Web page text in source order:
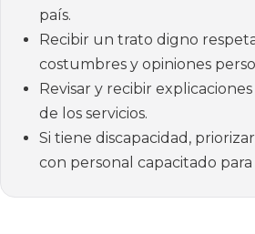
país.
Recibir un trato digno
costumbres y opiniones
Revisar y recibir
de los servicios.
Si tiene discapacidad,
con personal capacitado para